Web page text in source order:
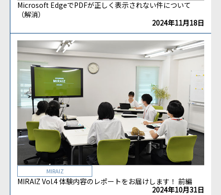
Microsoft EdgeでPDFが正しく表示されない件について
（解消）
2024年11月18日
MIRAIZ
MIRAIZ Vol.4 体験内容のレポートをお届けします！ 前編
2024年10月31日